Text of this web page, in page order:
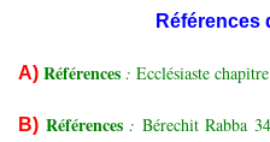
Références
A) Références : Ecclésiaste
B) Références: Bérechit Rabba